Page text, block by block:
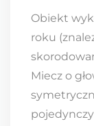
Obiekt
roku
Miecz o